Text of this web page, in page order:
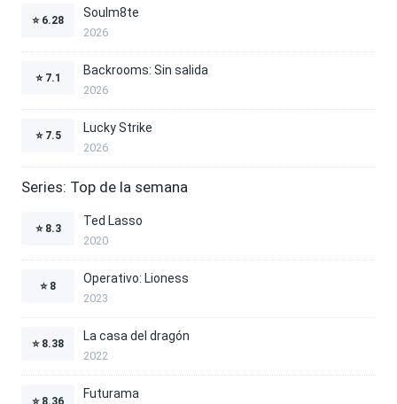
⭐ 6.28
Soulm8te
2026
⭐ 7.1
Backrooms: Sin salida
2026
⭐ 7.5
Lucky Strike
2026
Series: Top de la semana
⭐ 8.3
Ted Lasso
2020
⭐ 8
Operativo: Lioness
2023
⭐ 8.38
La casa del dragón
2022
⭐ 8.36
Futurama